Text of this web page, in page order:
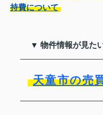
持費について
▼ 物件情報が見た
天童市の売